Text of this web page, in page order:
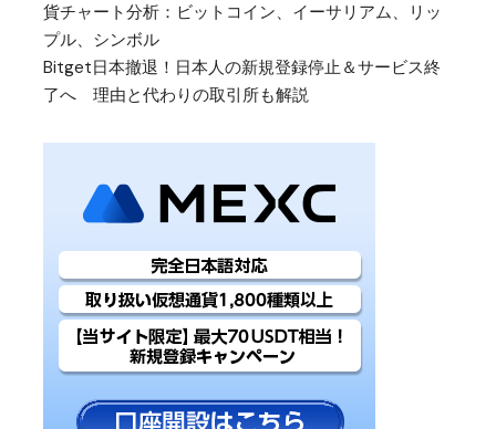
貨チャート分析：ビットコイン、イーサリアム、リッ
プル、シンボル
Bitget日本撤退！日本人の新規登録停止＆サービス終
了へ 理由と代わりの取引所も解説